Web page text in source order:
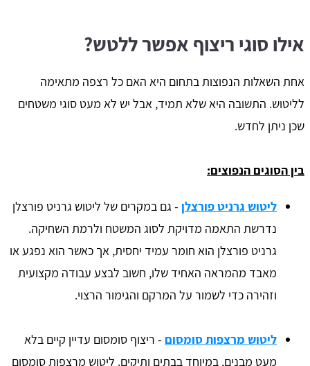
אילו סוגי ריצוף אפשר ללטש?
אחת השאלות הנפוצות בתחום היא האם כל רצפה מתאימה
לליטוש. התשובה היא שלא תמיד, אבל יש לא מעט סוגי משטחים
שכן ניתן לחדש.
בין הסוגים הנפוצים:
ליטוש גרניט פורצלן - גם במקרים של ליטוש גרניט פורצלן
נדרשת התאמה מדויקת לסוג המשטח ולרמת השחיקה.
גרניט פורצלן הוא חומר עמיד יחסית, אך כאשר הוא נפגע או
מאבד מהמראה האחיד שלו, חשוב לבצע עבודה מקצועית
וזהירה כדי לשמור על המרקם והגימור הרצוי.
ליטוש מרצפות סומסום - ריצוף סומסום עדיין קיים בלא
מעט מבנים, במיוחד בבתים ותיקים. ליטוש מרצפות סומסום